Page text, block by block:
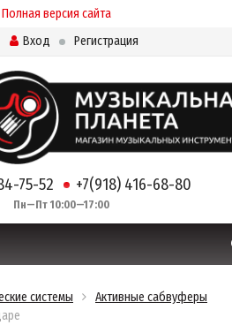
Полная версия сайта
Вход
Регистрация
75-52 +7(918) 416-68-80
Пн—Пт 10:00—17:00
системы
Активные сабвуферы